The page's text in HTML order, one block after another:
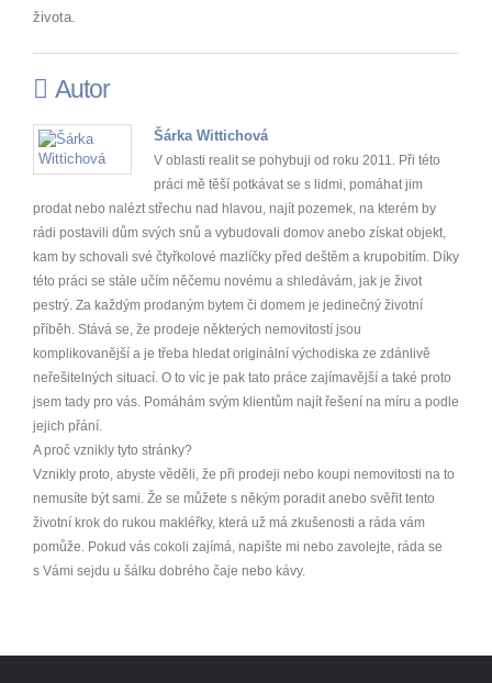
života.
Autor
Šárka Wittichová
V oblasti realit se pohybuji od roku 2011. Při této
práci mě těší potkávat se s lidmi, pomáhat jim
prodat nebo nalézt střechu nad hlavou, najít pozemek, na kterém by
rádi postavili dům svých snů a vybudovali domov anebo získat objekt,
kam by schovali své čtyřkolové mazlíčky před deštěm a krupobitím. Díky
této práci se stále učím něčemu novému a shledávám, jak je život
pestrý. Za každým prodaným bytem či domem je jedinečný životní
příběh. Stává se, že prodeje některých nemovitostí jsou
komplikovanější a je třeba hledat originální východiska ze zdánlivě
neřešitelných situací. O to víc je pak tato práce zajímavější a také proto
jsem tady pro vás. Pomáhám svým klientům najít řešení na míru a podle
jejich přání.
A proč vznikly tyto stránky?
Vznikly proto, abyste věděli, že při prodeji nebo koupi nemovitosti na to
nemusíte být sami. Že se můžete s někým poradit anebo svěřit tento
životní krok do rukou makléřky, která už má zkušenosti a ráda vám
pomůže. Pokud vás cokoli zajímá, napište mi nebo zavolejte, ráda se
s Vámi sejdu u šálku dobrého čaje nebo kávy.